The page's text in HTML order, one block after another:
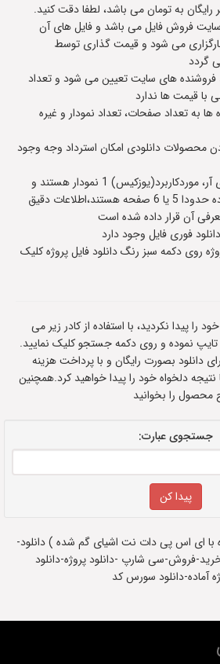
به تومان می باشد، لطفا دقت کنید.
فروش فایل می باشد و فایل های آن
می شود و قیمت گذاری توسط
گردد
های سایت تعیین می شود و تعداد
با قیمت ها ندارد
ها به تعداد صفحات، تعداد نمودار و غیره
محصولات دانلودی امکان استرداد وجه وجود
معمولا نمودارهای ای آر، موردکاربرد(یوزکیس) 1 نمودار هستند و
سناریوهای پایگاه داده حدودا 5 یا 6 صفحه هستند،اطلاعات دقیق
آن قرار داده شده است
فوری فایل وجود دارد
روی دکمه سبز رنگ دانلود فایل پروژه کلیک
را پیدا نکردید، با استفاده از کادر زیر می
تایپ نموده و روی دکمه جستجو کلیک نمایید.
دانلود بصورت رایگان و با پرداخت هزینه
دلخواه خود را پیدا خواهید کرد.همچنین
محصول را بخوانید
جستجوی عبارت:
ای اس پی دات نت اشیای گم شده ) دانلود-
فروش-سی شارپ -دانلود پروژه-دانلود
آماده-دانلود سورس کد